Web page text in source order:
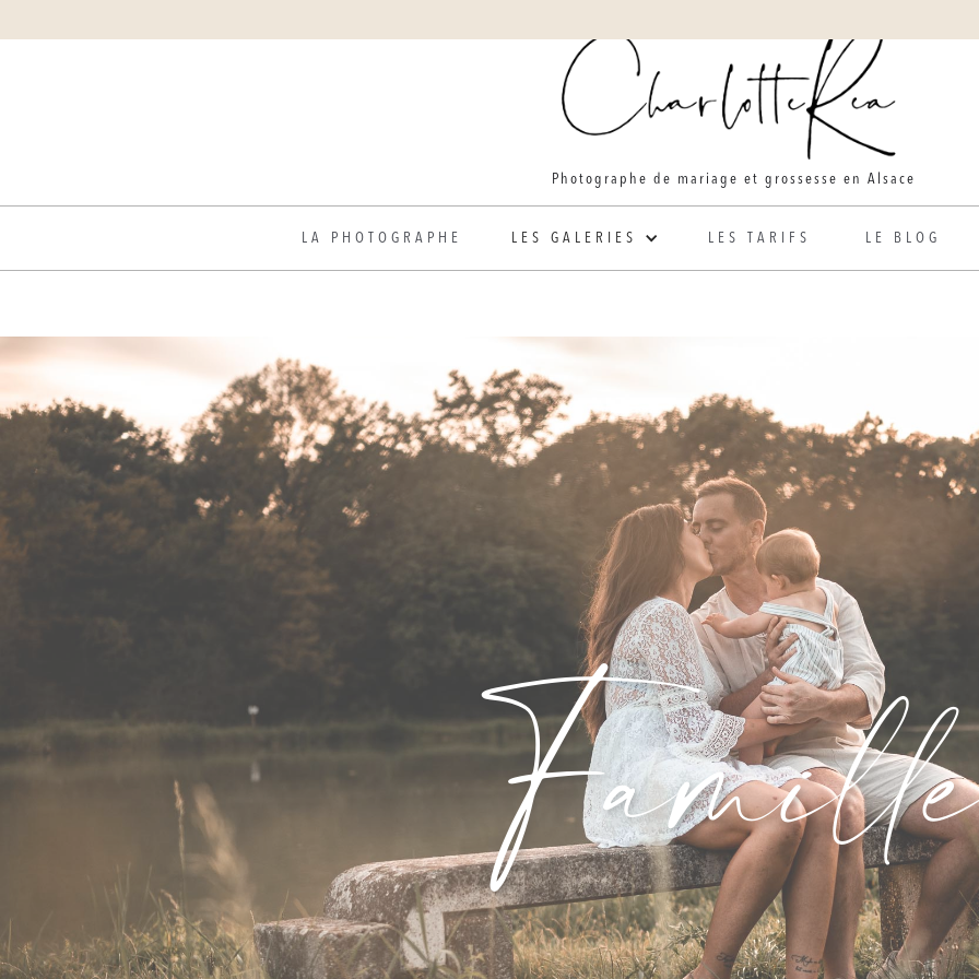
Photographe de mariage et grossesse en Alsace
LA PHOTOGRAPHE LES GALERIES LES TARIFS LE BLOG